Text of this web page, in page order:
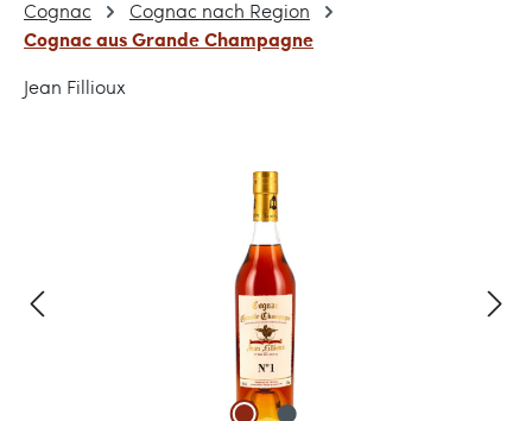
Cognac Cognac nach Region
Cognac aus Grande Champagne
Jean Fillioux